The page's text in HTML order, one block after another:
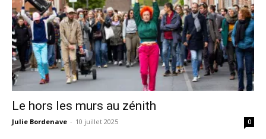
Le hors les murs au zénith
Julie Bordenave - 10 juillet 2025 0